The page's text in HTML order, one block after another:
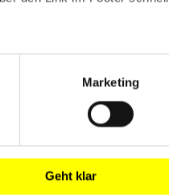
Marketing
Geht klar